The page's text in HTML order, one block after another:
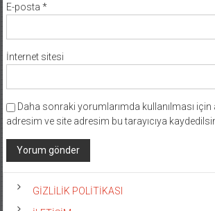
E-posta *
İnternet sitesi
Daha sonraki yorumlarımda kullanılması için
adresim ve site adresim bu tarayıcıya
GİZLİLİK POLİTİKASI